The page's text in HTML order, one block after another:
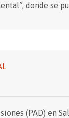
donde se
(PAD) en